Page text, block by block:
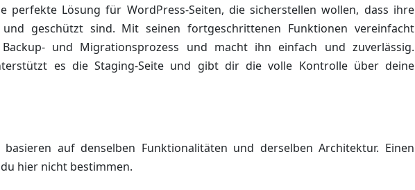
perfekte Lösung für WordPress-Seiten, die sicherstellen wollen, dass ihre
geschützt sind. Mit seinen fortgeschrittenen Funktionen vereinfacht
und Migrationsprozess und macht ihn einfach und zuverlässig.
es die Staging-Seite und gibt dir die volle Kontrolle über deine
basieren auf denselben Funktionalitäten und derselben Architektur. Einen
hier nicht bestimmen.